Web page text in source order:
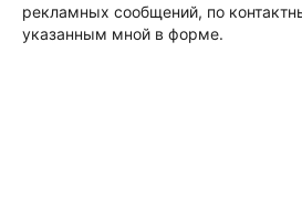
рекламных сообщений, по
указанным мной в форме.